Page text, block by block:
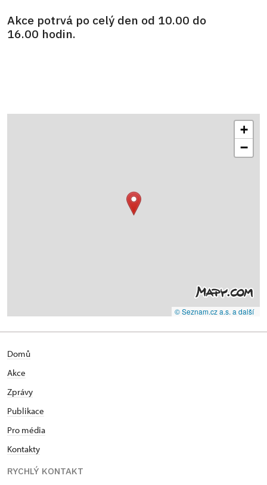
Akce potrvá po celý den od 10.00 do
16.00 hodin.
+
−
© Seznam.cz a.s. a další
Domů
Akce
Zprávy
Publikace
Pro média
Kontakty
RYCHLÝ KONTAKT